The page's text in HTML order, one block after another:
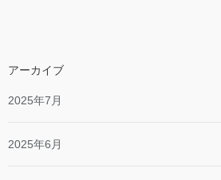
アーカイブ
2025年7月
2025年6月